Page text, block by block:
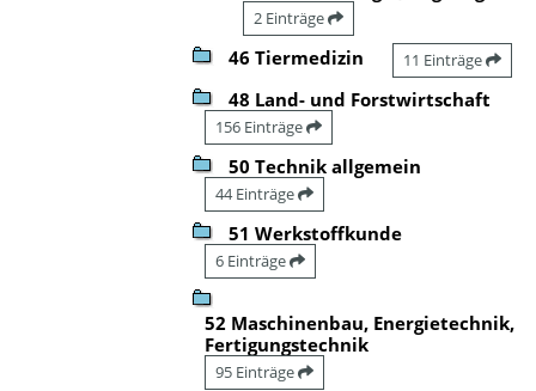
2 Einträge
46 Tiermedizin 11 Einträge
48 Land- und Forstwirtschaft
156 Einträge
50 Technik allgemein
44 Einträge
51 Werkstoffkunde
6 Einträge
52 Maschinenbau, Energietechnik,
Fertigungstechnik
95 Einträge